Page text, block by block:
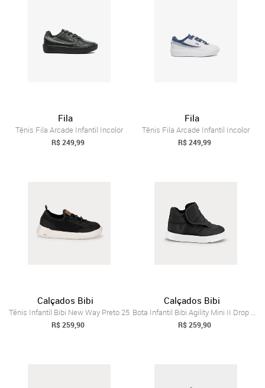
Fila
Tênis Fila Arcade Infantil Incolor
R$ 249,99
Fila
Tênis Fila Arcade Infantil Incolor
R$ 249,99
Calçados Bibi
Tênis Infantil Bibi New Way Preto 25
R$ 259,90
Calçados Bibi
Bota Infantil Bibi Agility Mini II Drop Preta 20
R$ 259,90